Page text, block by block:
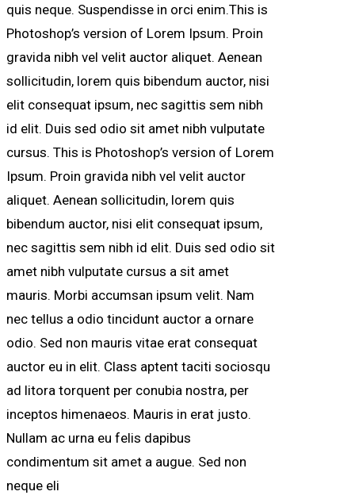
quis neque. Suspendisse in orci enim.This is
Photoshop’s version of Lorem Ipsum. Proin
gravida nibh vel velit auctor aliquet. Aenean
sollicitudin, lorem quis bibendum auctor, nisi
elit consequat ipsum, nec sagittis sem nibh
id elit. Duis sed odio sit amet nibh vulputate
cursus. This is Photoshop’s version of Lorem
Ipsum. Proin gravida nibh vel velit auctor
aliquet. Aenean sollicitudin, lorem quis
bibendum auctor, nisi elit consequat ipsum,
nec sagittis sem nibh id elit. Duis sed odio sit
amet nibh vulputate cursus a sit amet
mauris. Morbi accumsan ipsum velit. Nam
nec tellus a odio tincidunt auctor a ornare
odio. Sed non mauris vitae erat consequat
auctor eu in elit. Class aptent taciti sociosqu
ad litora torquent per conubia nostra, per
inceptos himenaeos. Mauris in erat justo.
Nullam ac urna eu felis dapibus
condimentum sit amet a augue. Sed non
neque eli